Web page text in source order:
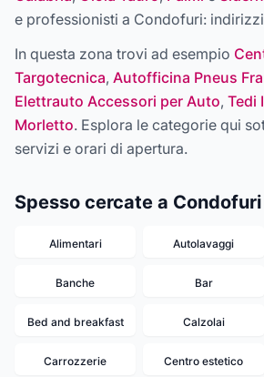
e professionisti a Condofuri:
In questa zona trovi ad esempio
Targotecnica, Autofficina Pneus
Elettrauto Accessori per Auto, Tedi
Morletto. Esplora le categorie qui
servizi e orari di apertura.
Spesso cercate a Condofuri
Alimentari Autolavaggi
Banche Bar
Bed and breakfast Calzolai
Carrozzerie Centro estetico